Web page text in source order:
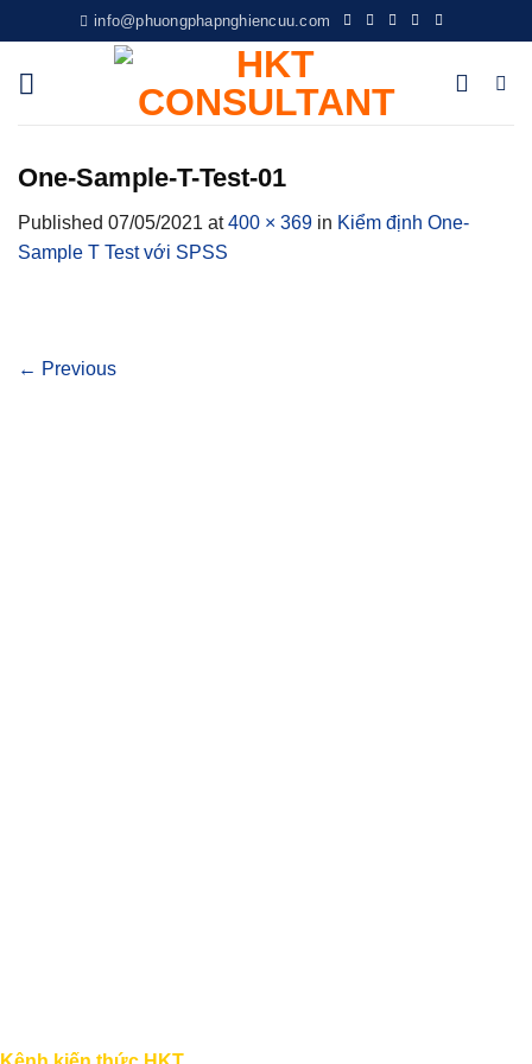
to
content
info@phuongphapnghiencuu.com
One-Sample-T-Test-01
Published 07/05/2021 at400 × 369 in Kiểm định One-
Sample T Test với SPSS
← Previous